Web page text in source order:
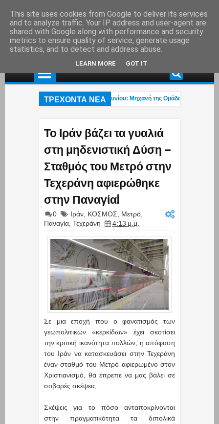
ΤΡΕΧΟΝΤΑ ΝΕΑ
ατύχημα στη λεωφ. Αθηνών – Σουνίου: Μηχανή της Ομάδας ΔΙΑΣ
Το Ιράν βάζει τα γυαλιά
στη μηδενιστική Δύση –
Σταθμός του Μετρό στην
Τεχεράνη αφιερώθηκε
στην Παναγία!
0 Ιράν ΚΟΣΜΟΣ Μετρό
Παναγία Τεχεράνη 4:13 μ.μ.
Σε μια εποχή που ο φανατισμός των
γεωπολιτικών «κερκίδων» έχει σκοτίσει
την κριτική ικανότητα πολλών, η απόφαση
του Ιράν να κατασκευάσει στην Τεχεράνη
έναν σταθμό του Μετρό αφιερωμένο στον
Χριστιανισμό, θα έπρεπε να μας βάλει σε
σοβαρές σκέψεις.
Σκέψεις για το πόσο ανταποκρίνονται
στην πραγματικότητα τα διπολικά
This site uses cookies from Google to deliver its services
and to analyze traffic. Your IP address and user-agent are
shared with Google along with performance and security
metrics to ensure quality of service, generate usage
statistics, and to detect and address abuse.
LEARN MORE GOT IT